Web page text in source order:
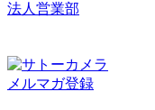
法人営業部
メルマガ登録